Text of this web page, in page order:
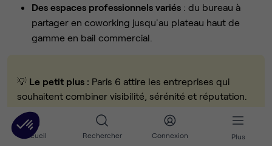
Accueil Rechercher Connexion Plus
Des espaces professionnels variés : du bureau à
partager en coworking jusqu'au plateau haut de
gamme en bail commercial.
💡 Le petit plus : Paris 6 attire les entreprises qui
souhaitent combiner visibilité, sérénité et réputation.
Un emplacement stratégique pour asseoir une image
haut de gamme etvivre dans le 6ème arrondissement
de Paris
en harmonie avec son environnement